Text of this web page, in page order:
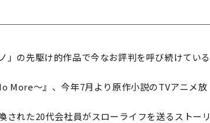
」の先駆け的作品で今なお評判を呼び続けている
More～』、今年7月より原作小説のTVアニメ放
された20代会社員がスローライフを送るストーリ